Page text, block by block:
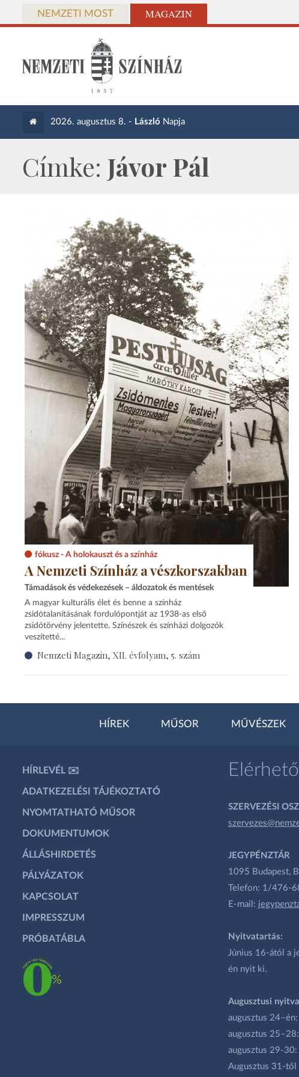
NEMZETI MOST MAGAZIN
2026. augusztus 8. - László Napja
Címke: Jávor Pál
fókusz - A holokauszt és a színház
A Nemzeti Színház a vészkorszakban
Támadások és védekezések – áldozatok és mentések
A magyar kulturális élet és benne a színház
zsidótalanításának fordulópontját az 1938-as első
zsidótörvény jelentette. Színészek és színházi dolgozók
veszítetté...
Nemzeti Magazin, XII. évfolyam, 5. szám
HÍREK MŰSOR MŰVÉSZEK
HÍRLEVÉL ✉️
ADATKEZELÉSI TÁJÉKOZTATÓ
NYOMTATHATÓ MŰSOR
DOKUMENTUMOK
ÁLLÁSHIRDETÉS
PÁLYÁZATOK
KAPCSOLAT
IMPRESSZUM
PRÓBATÁBLA
SZERVEZÉSI
JEGYPÉNZTÁR
1095 Budapest,
Telefon: 1/476-
E-mail:
Nyitvatartás:
Június 16-ától a
én nyit ki.
Augusztusi
augusztus
augusztus
augusztus 29-30:
Augusztus 31-től